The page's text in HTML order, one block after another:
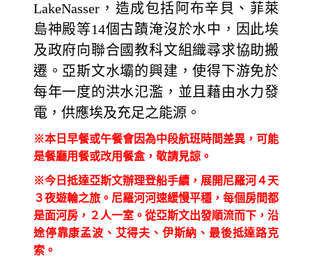
LakeNasser，造成包括阿布辛貝、菲萊
島神殿等14個古蹟淹沒於水中，因此埃
及政府向聯合國教科文組織尋求協助搬
遷。亞斯文水壩的興建，使得下游免於
每年一度的洪水氾濫，並且藉由水力發
電，供應埃及充足之能源。
※本日早餐或午餐會因為中段航班時間差異，可能
是餐廳用餐或改用餐盒，敬請見諒。
※今日抵達亞斯文辦理登船手續，展開尼羅河４天
３夜遊輪之旅。尼羅河河速緩慢平穩，每個房間都
是面河房，２人一室。從亞斯文出發順流而下，沿
途停靠康孟波、艾得夫、伊斯納、最後抵達路克
索。